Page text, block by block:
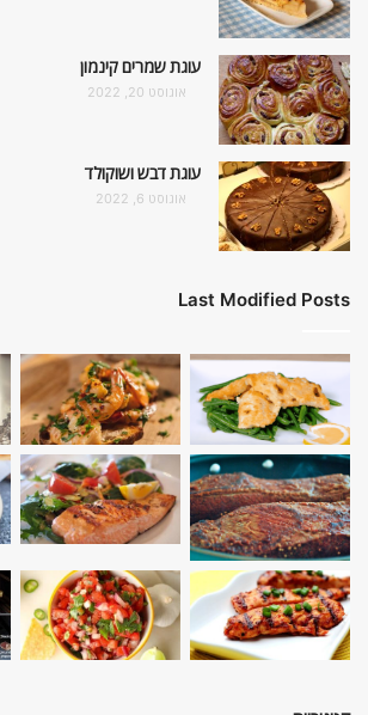
עוגת שמרים קינמון
אוגוסט 20, 2022
עוגת דבש ושוקולד
אוגוסט 6, 2022
Last Modified Posts